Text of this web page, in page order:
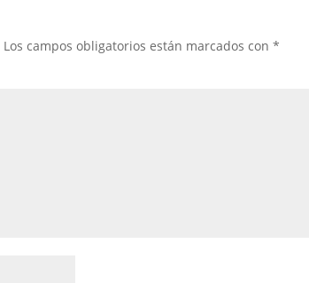
Los campos obligatorios están marcados con*